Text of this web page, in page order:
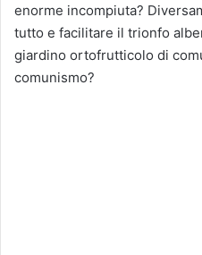
enorme incompiuta?
tutto e facilitare il trionfo
giardino ortofrutticolo di
comunismo?